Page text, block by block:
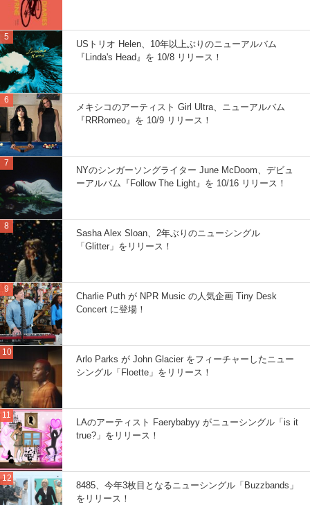
USトリオ Helen、10年以上ぶりのニューアルバム
『Linda's Head』を 10/8 リリース！
メキシコのアーティスト Girl Ultra、ニューアルバム
『RRRomeo』を 10/9 リリース！
NYのシンガーソングライター June McDoom、デビュ
ーアルバム『Follow The Light』を 10/16 リリース！
Sasha Alex Sloan、2年ぶりのニューシングル
「Glitter」をリリース！
Charlie Puth が NPR Music の人気企画 Tiny Desk
Concert に登場！
Arlo Parks が John Glacier をフィーチャーしたニュー
シングル「Floette」をリリース！
LAのアーティスト Faerybabyy がニューシングル「is it
true?」をリリース！
8485、今年3枚目となるニューシングル「Buzzbands」
をリリース！